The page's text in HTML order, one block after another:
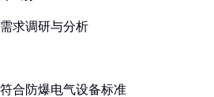
求调研与分析
合防爆电气设备标准